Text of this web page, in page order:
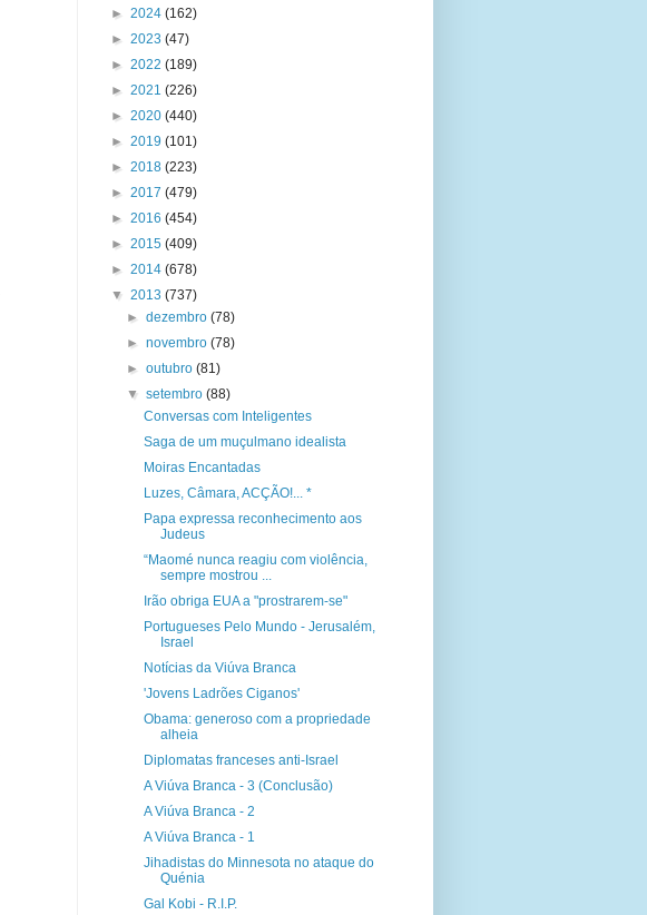
► 2024 (162)
► 2023 (47)
► 2022 (189)
► 2021 (226)
► 2020 (440)
► 2019 (101)
► 2018 (223)
► 2017 (479)
► 2016 (454)
► 2015 (409)
► 2014 (678)
▼ 2013 (737)
►dezembro(78)
►novembro(78)
►outubro(81)
▼setembro(88)
Conversas com Inteligentes
Saga de um muçulmano idealista
Moiras Encantadas
Luzes, Câmara, ACÇÃO!... *
Papa expressa reconhecimento aos
Judeus
“Maomé nunca reagiu com violência,
sempre mostrou ...
Irão obriga EUA a "prostrarem-se"
Portugueses Pelo Mundo - Jerusalém,
Israel
Notícias da Viúva Branca
'Jovens Ladrões Ciganos'
Obama: generoso com a propriedade
alheia
Diplomatas franceses anti-Israel
A Viúva Branca - 3 (Conclusão)
A Viúva Branca - 2
A Viúva Branca - 1
Jihadistas do Minnesota no ataque do
Quénia
Gal Kobi - R.I.P.